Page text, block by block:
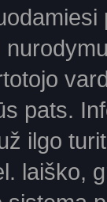
pats.
ilgo
laiško,